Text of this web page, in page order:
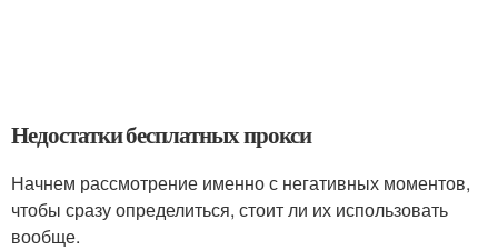
Недостатки бесплатных прокси
Начнем рассмотрение именно с негативных моментов,
чтобы сразу определиться, стоит ли их использовать
вообще.